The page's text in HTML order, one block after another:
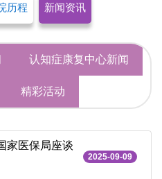
历程 新闻资讯
认知症康复中心新闻
精彩活动
家医保局座谈
2025-09-09